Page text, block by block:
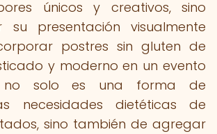
únicos y creativos, sino
su presentación visualmente
postres sin gluten de
y moderno en un evento
no solo es una forma de
necesidades dietéticas de
sino también de agregar